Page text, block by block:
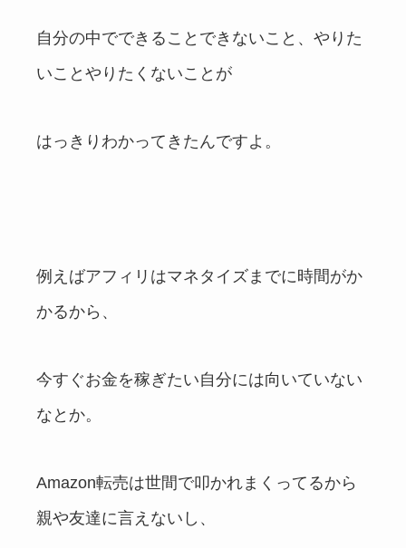
自分の中でできることできないこと、やりた
いことやりたくないことが
はっきりわかってきたんですよ。
例えばアフィリはマネタイズまでに時間がか
かるから、
今すぐお金を稼ぎたい自分には向いていない
なとか。
Amazon転売は世間で叩かれまくってるから
親や友達に言えないし、